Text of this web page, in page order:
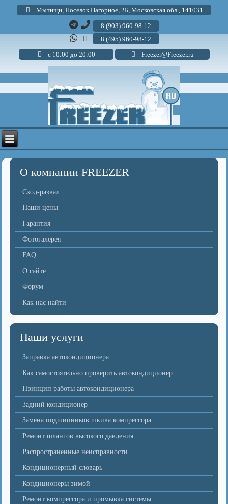
Мытищи, Поселок Нагорное, 2Б, Московская обл., 141031
8 (903) 960-98-12
8 (495) 960-98-12
с 10:00 до 20:00 Freezer@Freezer.ru
О компании FREEZER
Сход-развал
Наши цены
Гарантия
Фотогалерея
FAQ
О сайте
Форум
Как нас найти
Наши услуги
Заправка автокондиционера
Как самостоятельно проверить автокондиционер
Принцип работы автокондиционера
Задний кондиционер
Замена подшипников шкива компрессора
Ремонт шлангов высокого давления
Распространенные неисправности
Кондиционерный словарь
Кондиционеры зимой
Ремонт компрессора и промывка системы